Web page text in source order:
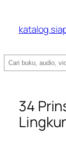
Search
34